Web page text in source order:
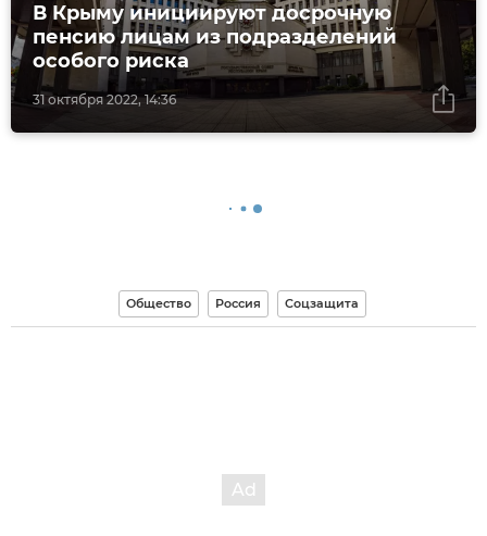
31 октября 2022, 14:36
В Крыму инициируют досрочную
пенсию лицам из подразделений
особого риска
Общество Россия Соцзащита